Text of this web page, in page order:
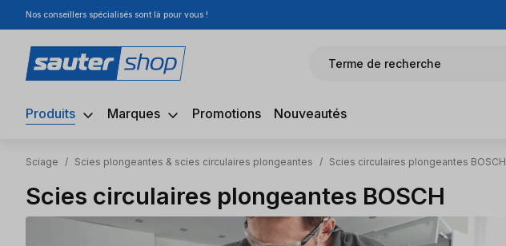
au contenu principal
Passer à la recherche
Passer à la navigation principale
Nos conseillers spécialisés sont là pour vous !
Terme de recherche
Produits Marques Promotions Nouveautés
Sciage / Scies plongeantes & scies circulaires plongeantes / Scies circulaires plongeantes BOSCH
Scies circulaires plongeantes BOSCH